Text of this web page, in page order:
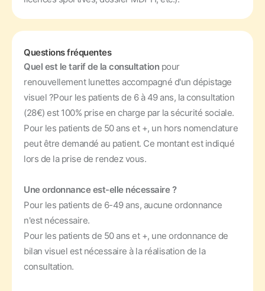
Questions fréquentes
Quel est le tarif de la consultation pour
renouvellement lunettes accompagné d'un dépistage
visuel ?Pour les patients de 6 à 49 ans, la consultation
(28€) est 100% prise en charge par la sécurité sociale.
Pour les patients de 50 ans et +, un hors nomenclature
peut être demandé au patient. Ce montant est indiqué
lors de la prise de rendez vous.
Une ordonnance est-elle nécessaire ?
Pour les patients de 6-49 ans, aucune ordonnance
n'est nécessaire.
Pour les patients de 50 ans et +, une ordonnance de
bilan visuel est nécessaire à la réalisation de la
consultation.